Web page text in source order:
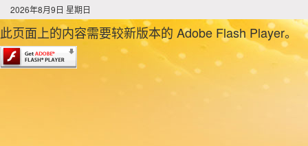
2026年8月9日 星期日
此页面上的内容需要较新版本的 Adobe Flash Player。